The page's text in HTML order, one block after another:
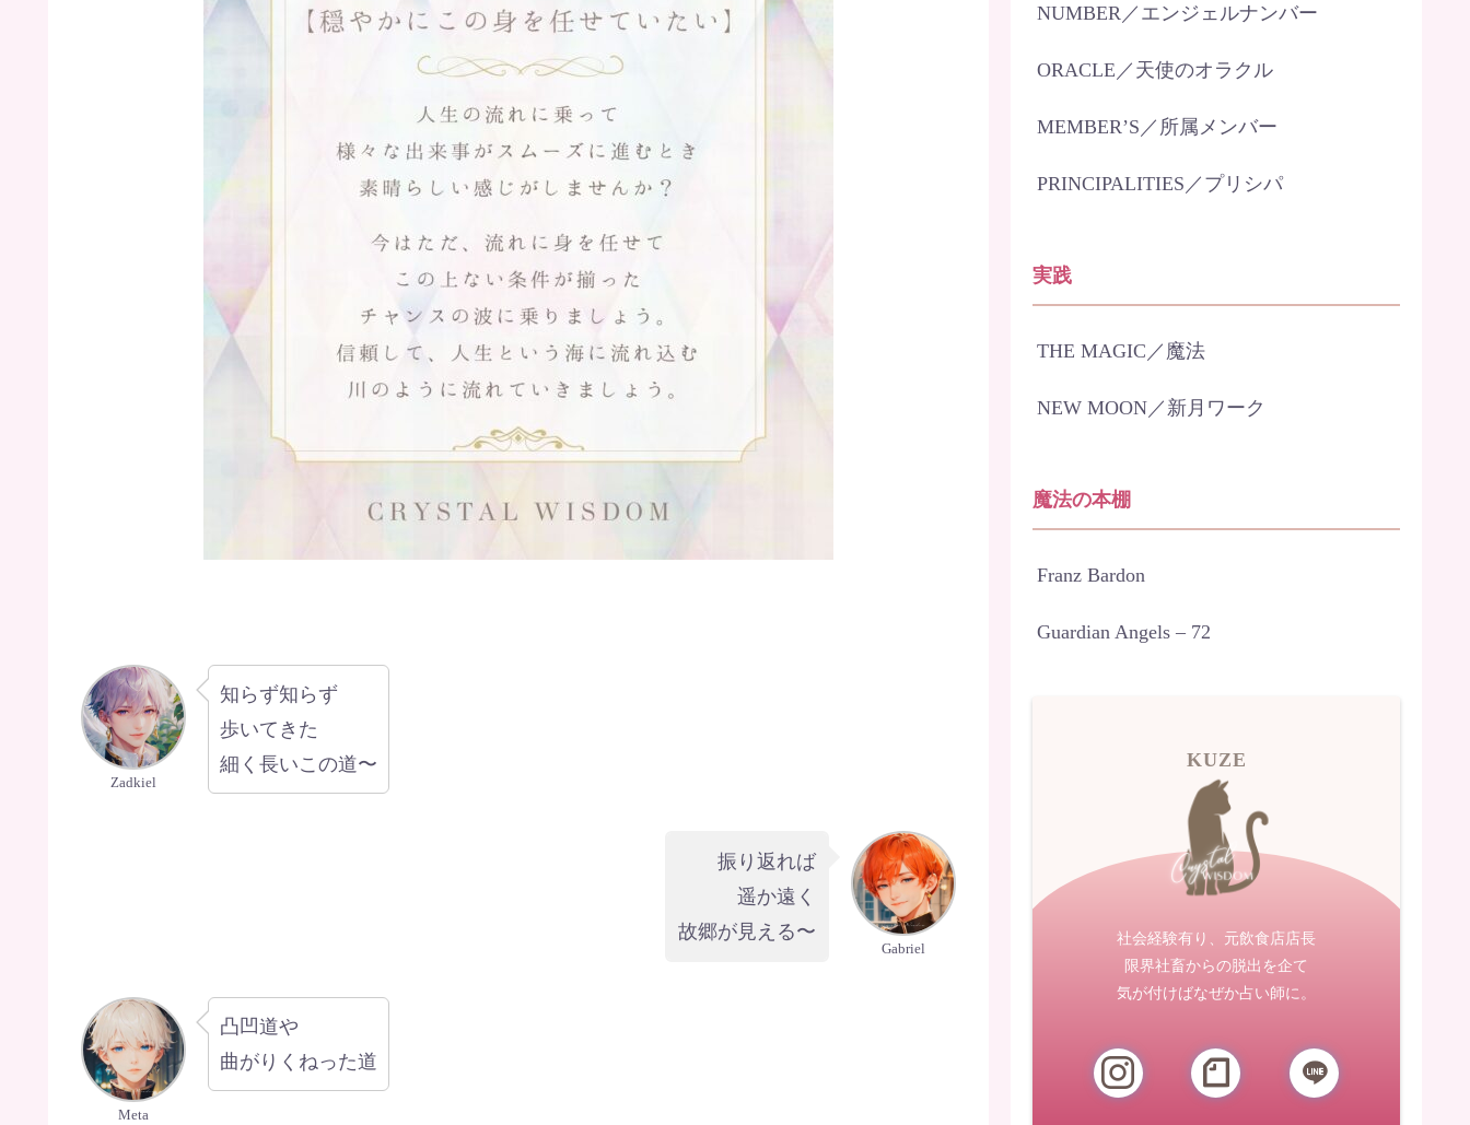
Zadkiel
知らず知らず
歩いてきた
細く長いこの道〜
Gabriel
振り返れば
遥か遠く
故郷が見える〜
Meta
凸凹道や
曲がりくねった道
NUMBER／エンジェルナンバー
ORACLE／天使のオラクル
MEMBER’S／所属メンバー
PRINCIPALITIES／プリシパ
実践
THE MAGIC／魔法
NEW MOON／新月ワーク
魔法の本棚
Franz Bardon
Guardian Angels – 72
KUZE
社会経験有り、元飲食店店長
限界社畜からの脱出を企て
気が付けばなぜか占い師に。